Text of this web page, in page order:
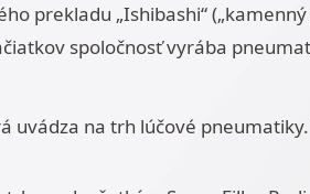
prekladu „Ishibashi“
spoločnosť vyrába
na trh lúčové